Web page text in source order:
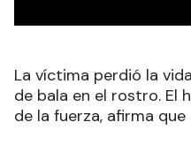
La víctima perdió la
de bala en el rostro. El
de la fuerza, afirma